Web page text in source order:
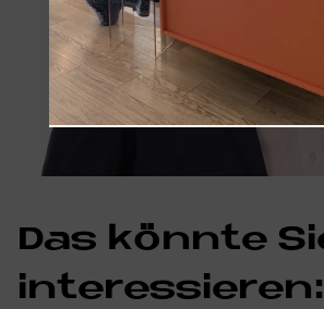
Das könn­te
in­ter­es­sie­ren: